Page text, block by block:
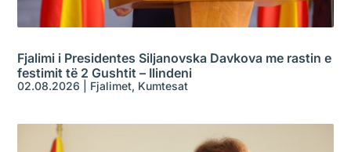
Fjalimi i Presidentes Siljanovska Davkova me rastin e
festimit të 2 Gushtit – Ilindeni
02.08.2026 Fjalimet, Kumtesat